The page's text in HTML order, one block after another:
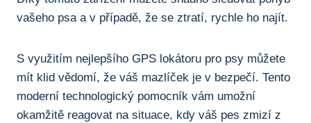
vašeho psa a v případě, že se ztratí, rychle ho najít.
S využitím nejlepšího GPS lokátoru pro psy můžete
mít klid vědomí, že váš mazlíček je v bezpečí. Tento
moderní technologický pomocník vám umožní
okamžitě reagovat na situace, kdy váš pes zmizí z